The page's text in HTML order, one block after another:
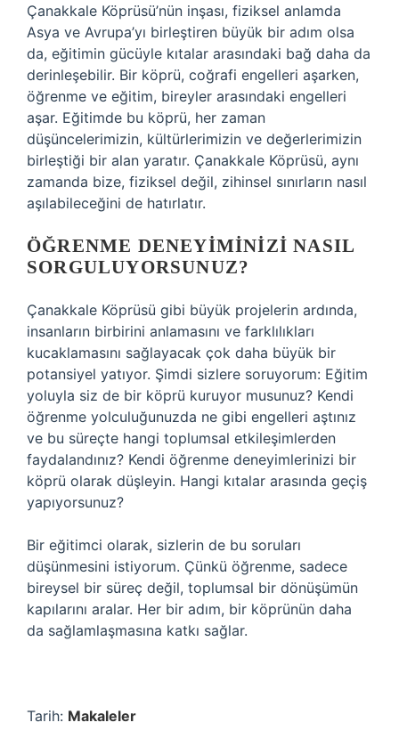
Çanakkale Köprüsü’nün inşası, fiziksel anlamda
Asya ve Avrupa’yı birleştiren büyük bir adım olsa
da, eğitimin gücüyle kıtalar arasındaki bağ daha da
derinleşebilir. Bir köprü, coğrafi engelleri aşarken,
öğrenme ve eğitim, bireyler arasındaki engelleri
aşar. Eğitimde bu köprü, her zaman
düşüncelerimizin, kültürlerimizin ve değerlerimizin
birleştiği bir alan yaratır. Çanakkale Köprüsü, aynı
zamanda bize, fiziksel değil, zihinsel sınırların nasıl
aşılabileceğini de hatırlatır.
ÖĞRENME DENEYIMINIZI NASIL
SORGULUYORSUNUZ?
Çanakkale Köprüsü gibi büyük projelerin ardında,
insanların birbirini anlamasını ve farklılıkları
kucaklamasını sağlayacak çok daha büyük bir
potansiyel yatıyor. Şimdi sizlere soruyorum: Eğitim
yoluyla siz de bir köprü kuruyor musunuz? Kendi
öğrenme yolculuğunuzda ne gibi engelleri aştınız
ve bu süreçte hangi toplumsal etkileşimlerden
faydalandınız? Kendi öğrenme deneyimlerinizi bir
köprü olarak düşleyin. Hangi kıtalar arasında geçiş
yapıyorsunuz?
Bir eğitimci olarak, sizlerin de bu soruları
düşünmesini istiyorum. Çünkü öğrenme, sadece
bireysel bir süreç değil, toplumsal bir dönüşümün
kapılarını aralar. Her bir adım, bir köprünün daha
da sağlamlaşmasına katkı sağlar.
Tarih: Makaleler